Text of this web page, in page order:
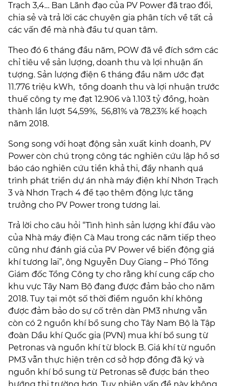
Trạch 3,4… Ban Lãnh đạo của PV Power đã trao đổi,
chia sẻ và trả lời các chuyên gia phân tích về tất cả
các vấn đề mà nhà đầu tư quan tâm.
Theo đó 6 tháng đầu năm, POW đã về đích sớm các
chỉ tiêu về sản lượng, doanh thu và lợi nhuận ấn
tượng. Sản lượng điện 6 tháng đầu năm ước đạt
11.776 triệu kWh, tổng doanh thu và lợi nhuận trước
thuế công ty mẹ đạt 12.906 và 1.103 tỷ đồng, hoàn
thành lần lượt 54,59%, 56,81% và 78,23% kế hoạch
năm 2018.
Song song với hoạt động sản xuất kinh doanh, PV
Power còn chú trọng công tác nghiên cứu lập hồ sơ
báo cáo nghiên cứu tiền khả thi, đẩy nhanh quá
trình phát triển dự án nhà máy điện khí Nhơn Trạch
3 và Nhơn Trạch 4 để tạo thêm động lực tăng
trưởng cho PV Power trong tương lai.
Trả lời cho câu hỏi “Tình hình sản lượng khí đầu vào
của Nhà máy điện Cà Mau trong các năm tiếp theo
cũng như đánh giá của PV Power về biến động giá
khí tương lai”, ông Nguyễn Duy Giang – Phó Tổng
Giám đốc Tổng Công ty cho rằng khí cung cấp cho
khu vực Tây Nam Bộ đang được đảm bảo cho năm
2018. Tuy tại một số thời điểm nguồn khí không
được đảm bảo do sự cố trên dàn PM3 nhưng vẫn
còn có 2 nguồn khí bổ sung cho Tây Nam Bộ là Tập
đoàn Dầu khí Quốc gia (PVN) mua khí bổ sung từ
Petronas và nguồn khí từ block B. Giá khí từ nguồn
PM3 vẫn thực hiện trên cơ sở hợp đồng đã ký và
nguồn khí bổ sung từ Petronas sẽ được bán theo